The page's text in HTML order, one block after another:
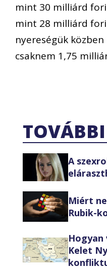
mint 30 milliárd
mint 28 milliárd
nyereségük
csaknem 1,75
A
Miért
Rubik-
Hogyan
Kelet